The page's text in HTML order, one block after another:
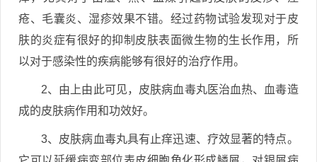
疮、毛囊炎、湿疹效果不错。经过药物试验发现对于皮
肤的炎症有很好的抑制皮肤表面微生物的生长作用，所
以对于感染性的疾病能够有很好的治疗作用。
2、由上由此可见，皮肤病血毒丸医治血热、血毒造
成的皮肤病作用和功效好。
3、皮肤病血毒丸具有止痒迅速、疗效显著的特点。